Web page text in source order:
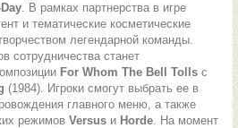
. В рамках партнерства в игре
и тематические косметические
легендарной команды.
сотрудничества станет
For Whom The Bell Tolls с
(1984). Игроки смогут выбрать ее в
главного меню, а также
режимов Versus и Horde. На момент